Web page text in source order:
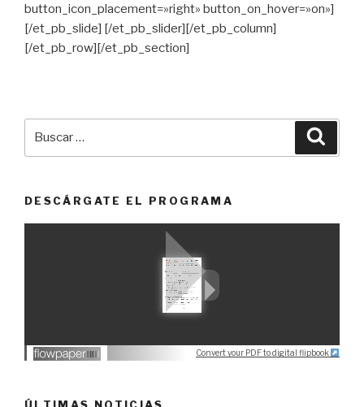
button_icon_placement=»right» button_on_hover=»on»]
[/et_pb_slide] [/et_pb_slider][/et_pb_column]
[/et_pb_row][/et_pb_section]
DESCÁRGATE EL PROGRAMA
Convert your PDF to digital flipbook